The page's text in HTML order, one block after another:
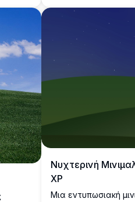
Νυχτερινή
XP
Μια εντυπωσιακή